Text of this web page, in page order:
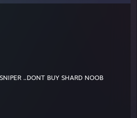
..DONT BUY SHARD NOOB